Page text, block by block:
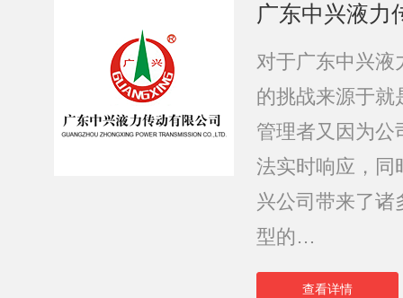
广东中兴液力
对于广东中兴液
的挑战来源于就
管理者又因为公
法实时响应，同
兴公司带来了诸
型的…
查看详情